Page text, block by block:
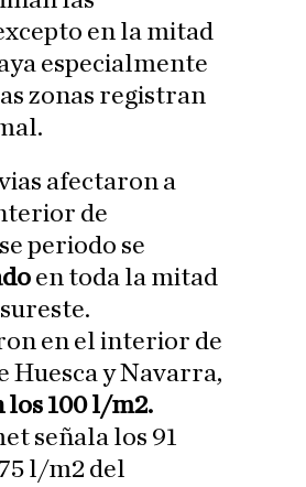
en la mitad
especialmente
zonas registran
afectaron a
de
periodo se
en toda la mitad
en el interior de
Huesca y Navarra,
los 100 l/m2.
señala los 91
l/m2 del